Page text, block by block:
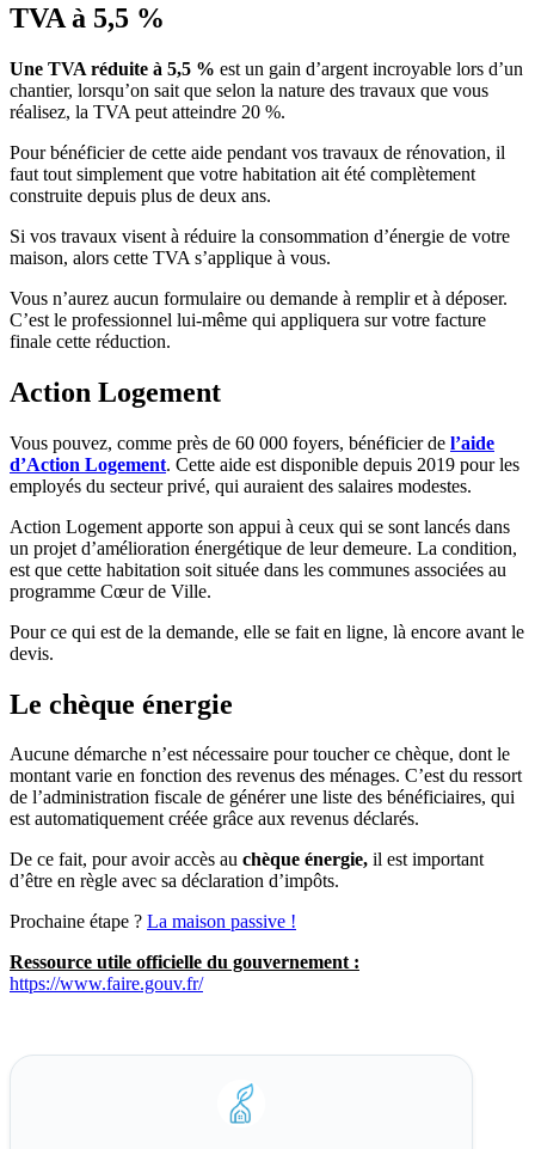
TVA à 5,5 %
Une TVA réduite à 5,5 % est un gain d’argent incroyable lors d’un
chantier, lorsqu’on sait que selon la nature des travaux que vous
réalisez, la TVA peut atteindre 20 %.
Pour bénéficier de cette aide pendant vos travaux de rénovation, il
faut tout simplement que votre habitation ait été complètement
construite depuis plus de deux ans.
Si vos travaux visent à réduire la consommation d’énergie de votre
maison, alors cette TVA s’applique à vous.
Vous n’aurez aucun formulaire ou demande à remplir et à déposer.
C’est le professionnel lui-même qui appliquera sur votre facture
finale cette réduction.
Action Logement
Vous pouvez, comme près de 60 000 foyers, bénéficier de l’aide
d’Action Logement. Cette aide est disponible depuis 2019 pour les
employés du secteur privé, qui auraient des salaires modestes.
Action Logement apporte son appui à ceux qui se sont lancés dans
un projet d’amélioration énergétique de leur demeure. La condition,
est que cette habitation soit située dans les communes associées au
programme Cœur de Ville.
Pour ce qui est de la demande, elle se fait en ligne, là encore avant le
devis.
Le chèque énergie
Aucune démarche n’est nécessaire pour toucher ce chèque, dont le
montant varie en fonction des revenus des ménages. C’est du ressort
de l’administration fiscale de générer une liste des bénéficiaires, qui
est automatiquement créée grâce aux revenus déclarés.
De ce fait, pour avoir accès au chèque énergie, il est important
d’être en règle avec sa déclaration d’impôts.
Prochaine étape ? La maison passive !
Ressource utile officielle du gouvernement :
https://www.faire.gouv.fr/